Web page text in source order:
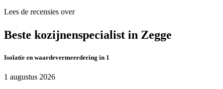
Lees de recensies over
Beste kozijnenspecialist in Zegge
Isolatie en waardevermeerdering in 1
1 augustus 2026